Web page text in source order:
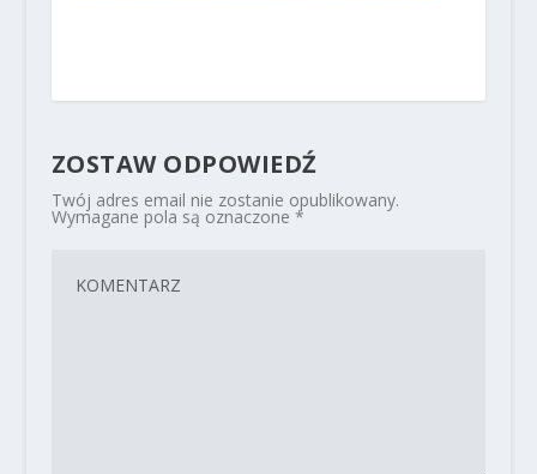
ZOSTAW ODPOWIEDŹ
Twój adres email nie zostanie opublikowany.
Wymagane pola są oznaczone *